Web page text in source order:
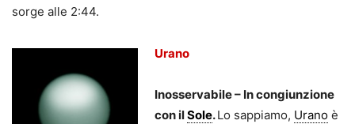
sorge alle 2:44.
Urano
Inosservabile – In congiunzione
con ilSole.Lo sappiamo, Urano è